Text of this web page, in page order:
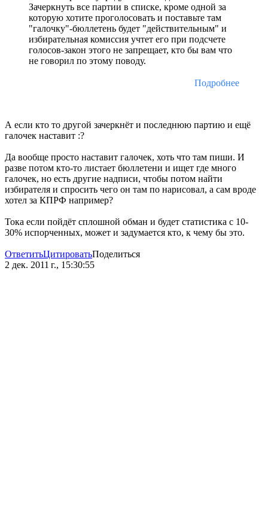
Зачеркнуть все партии в списке, кроме одной за
которую хотите проголосовать и поставьте там
"галочку"-бюллетень будет "действительным" и
избирательная комиссия учтет его при подсчете
голосов-закон этого не запрещает, кто бы вам что
не говорил по этому поводу.
Подробнее
А если кто то другой зачеркнёт и последнюю партию и ещё
галочек наставит :?
Да вообще просто наставит галочек, хоть что там пиши. И
разве потом кто-то листает бюллетени и ищет где много
галочек, но есть другие надписи, чтобы потом найти
избирателя и спросить чего он там по нарисовал, а сам вроде
хотел за КПРФ например?
Тока если пойдёт сплошной обман и будет статистика с 10-
30% испорченных, может и задумается кто, к чему бы это.
ОтветитьЦитироватьПоделиться
2 дек. 2011 г., 15:30:55